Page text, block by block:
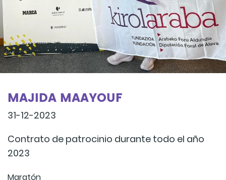
MAJIDA MAAYOUF
31-12-2023
Contrato de patrocinio durante todo el año
2023
Maratón